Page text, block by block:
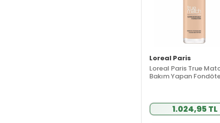
Loreal Paris
Loreal Paris True
Bakım Yapan
1.024,95 TL